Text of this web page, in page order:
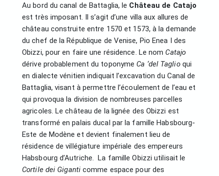
Au bord du canal de Battaglia, le Château de Catajo
est très imposant. Il s’agit d’une villa aux allures de
château construite entre 1570 et 1573, à la demande
du chef de la République de Venise, Pio Enea I des
Obizzi, pour en faire une résidence. Le nom Catajo
dérive probablement du toponyme Ca ‘del Taglioqui
en dialecte vénitien indiquait l’excavation du Canal de
Battaglia, visant à permettre l’écoulement de l’eau et
qui provoqua la division de nombreuses parcelles
agricoles. Le château de la lignée des Obizzi est
transformé en palais ducal par la famille Habsbourg-
Este de Modène et devient finalement lieu de
résidence de villégiature impériale des empereurs
Habsbourg d’Autriche. La famille Obizzi utilisait le
Cortile dei Giganticomme espace pour des